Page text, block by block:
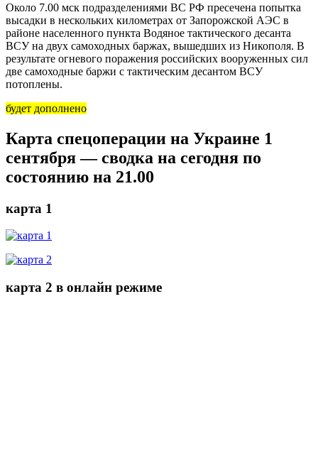
Около 7.00 мск подразделениями ВС РФ пресечена попытка
высадки в нескольких километрах от Запорожской АЭС в
районе населенного пункта Водяное тактического десанта
ВСУ на двух самоходных баржах, вышедших из Никополя. В
результате огневого поражения российских вооруженных сил
две самоходные баржи с тактическим десантом ВСУ
потоплены.
будет дополнено
Карта спецоперации на Украине 1
сентября — сводка на сегодня по
состоянию на 21.00
карта 1
карта 2 в онлайн режиме